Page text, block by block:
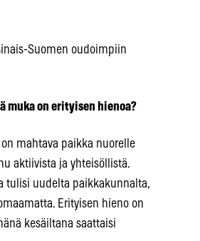
Suomen oudoimpiin
muka on erityisen hienoa?
mahtava paikka nuorelle
aktiivista ja yhteisöllistä.
tulisi uudelta paikkakunnalta,
Erityisen hieno on
kesäiltana saattaisi